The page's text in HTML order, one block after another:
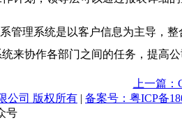
理系统是以客户信息为主导，整
来协作各部门之间的任务，提高公
上一篇：
公司 版权所有 | 备案号：粤ICP备
号